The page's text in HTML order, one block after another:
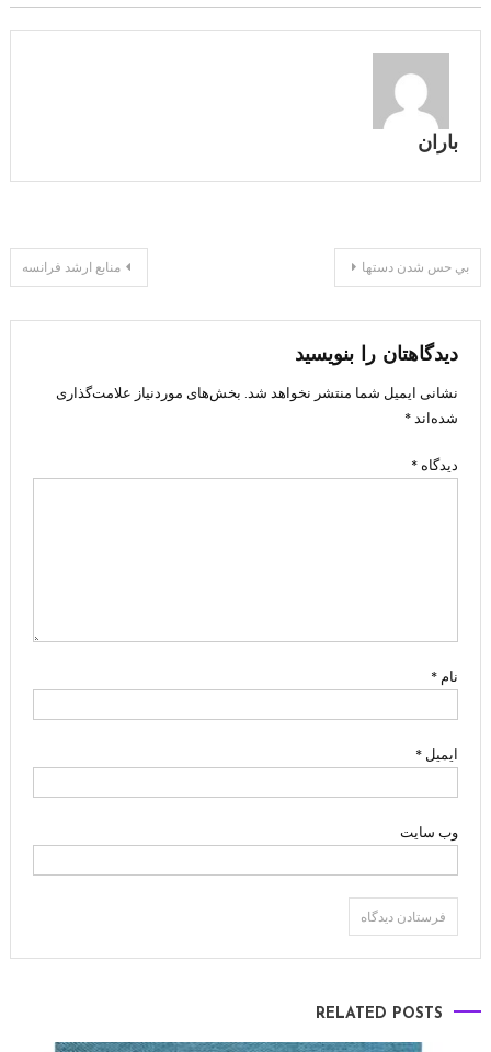
باران
راهبری
نوشته
منابع ارشد فرانسه بي حس شدن دستها
دیدگاهتان را بنویسید
نشانی ایمیل شما منتشر نخواهد شد. بخش‌های موردنیاز علامت‌گذاری
شده‌اند*
دیدگاه *
نام *
ایمیل *
وب‌ سایت
RELATED POSTS